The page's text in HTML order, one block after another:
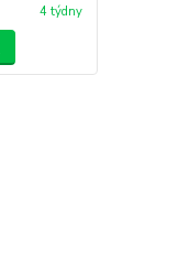
4 týdny